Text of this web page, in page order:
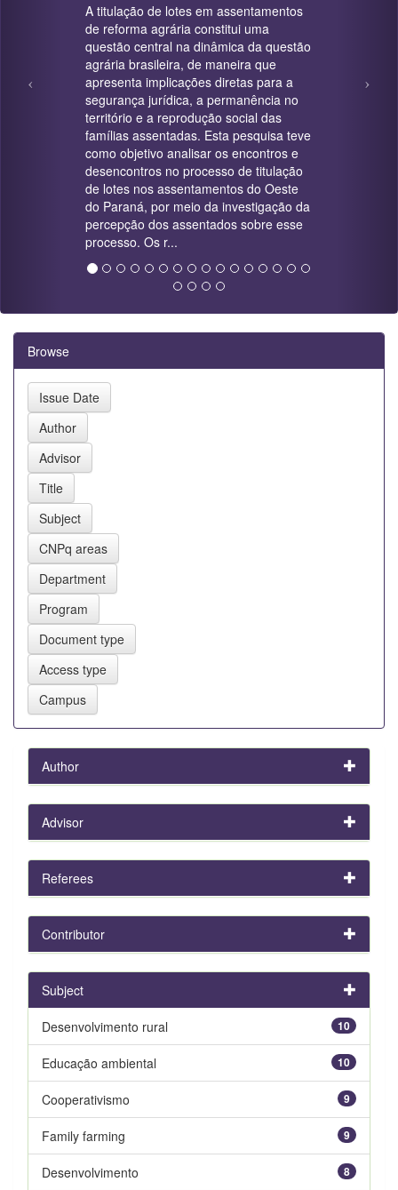
A titulação de lotes em assentamentos
de reforma agrária constitui uma
questão central na dinâmica da questão
agrária brasileira, de maneira que
apresenta implicações diretas para a
segurança jurídica, a permanência no
território e a reprodução social das
famílias assentadas. Esta pesquisa teve
como objetivo analisar os encontros e
desencontros no processo de titulação
de lotes nos assentamentos do Oeste
do Paraná, por meio da investigação da
percepção dos assentados sobre esse
processo. Os r...
Browse
Author
Advisor
Referees
Contributor
Subject
10
Desenvolvimento rural
10
Educação ambiental
9
Cooperativismo
9
Family farming
8
Desenvolvimento